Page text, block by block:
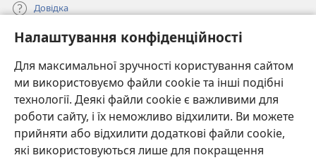
Налаштування конфіденційності
Для максимальної зручності користування сайтом
ми використовуємо файли cookie та інші подібні
технології. Деякі файли cookie є важливими для
роботи сайту, і їх неможливо відхилити. Ви можете
прийняти або відхилити додаткові файли cookie,
які використовуються лише для покращення
Довідка
Пожертви
(відкривається
у
новому
вікні)
ОНЛАЙН-БІБЛІОТЕКА Товариства «Вартова башта»™
(відкривається
у
новому
вікні)
JW Hub ®
(відкривається
у
новомуJW Library